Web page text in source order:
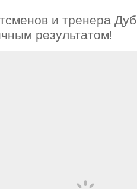
и тренера
результатом!